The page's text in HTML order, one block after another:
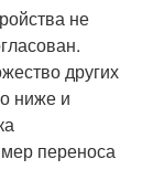
не
других
ниже и
переноса